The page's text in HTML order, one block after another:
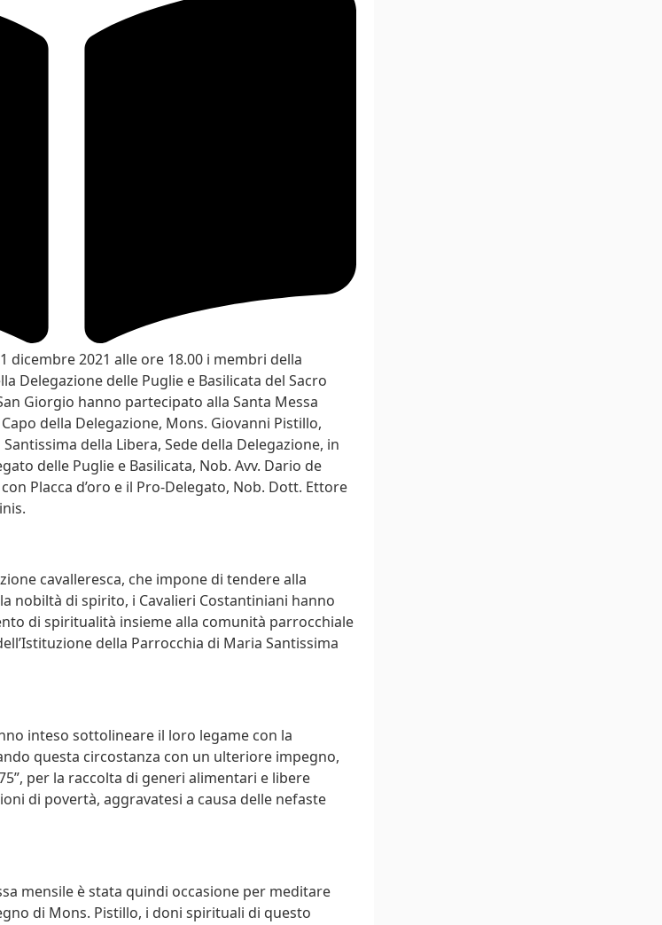
dicembre 2021 alle ore 18.00 i membri della
Delegazione delle Puglie e Basilicata del Sacro
Giorgio hanno partecipato alla Santa Messa
della Delegazione, Mons. Giovanni Pistillo,
della Libera, Sede della Delegazione, in
delle Puglie e Basilicata, Nob. Avv. Dario de
Placca d’oro e il Pro-Delegato, Nob. Dott. Ettore
cavalleresca, che impone di tendere alla
nobiltà di spirito, i Cavalieri Costantiniani hanno
di spiritualità insieme alla comunità parrocchiale
della Parrocchia di Maria Santissima
inteso sottolineare il loro legame con la
questa circostanza con un ulteriore impegno,
per la raccolta di generi alimentari e libere
di povertà, aggravatesi a causa delle nefaste
mensile è stata quindi occasione per meditare
di Mons. Pistillo, i doni spirituali di questo